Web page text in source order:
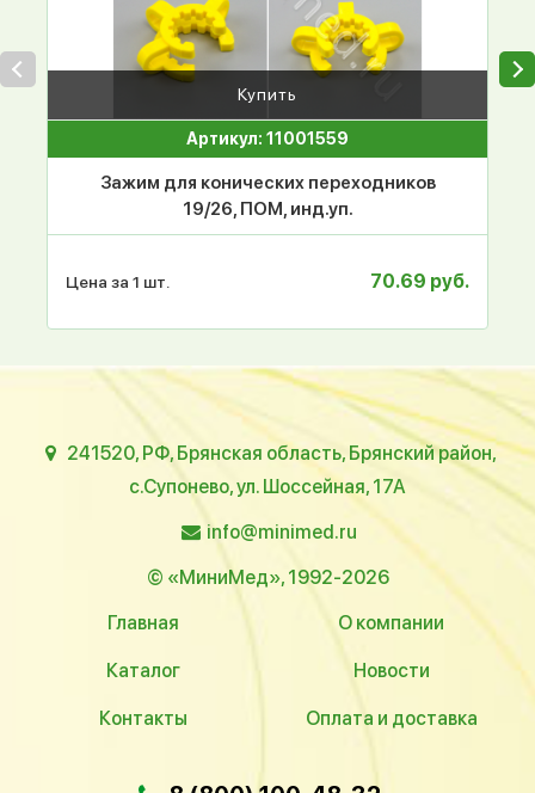
Купить
Артикул: 11001559
Зажим для конических переходников
19/26, ПОМ, инд.уп.
Цена за 1 шт. 70.69 руб.
241520, РФ, Брянская область, Брянский район,
с.Супонево, ул. Шоссейная, 17А
info@minimed.ru
© «МиниМед», 1992-2026
Главная
О компании
Каталог Новости
Контакты Оплата и доставка